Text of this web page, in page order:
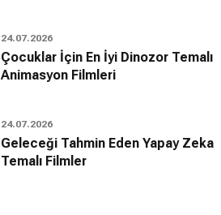
24.07.2026
Çocuklar İçin En İyi Dinozor Temalı
Animasyon Filmleri
24.07.2026
Geleceği Tahmin Eden Yapay Zeka
Temalı Filmler